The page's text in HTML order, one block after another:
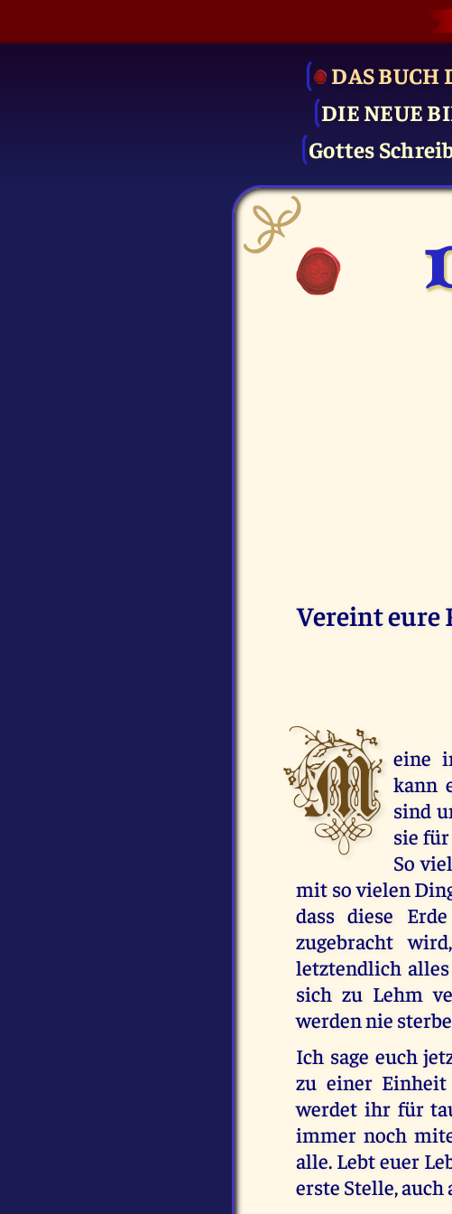
DAS BUCH
DIE NEUE
Gottes
Vereint eure
M eine
kann
sind
sie
So
mit so vielen
dass diese
zugebracht
letztendlich
sich zu Lehm
werden nie
Ich sage euch
zu einer
werdet ihr für
immer noch
alle. Lebt euer
erste Stelle,